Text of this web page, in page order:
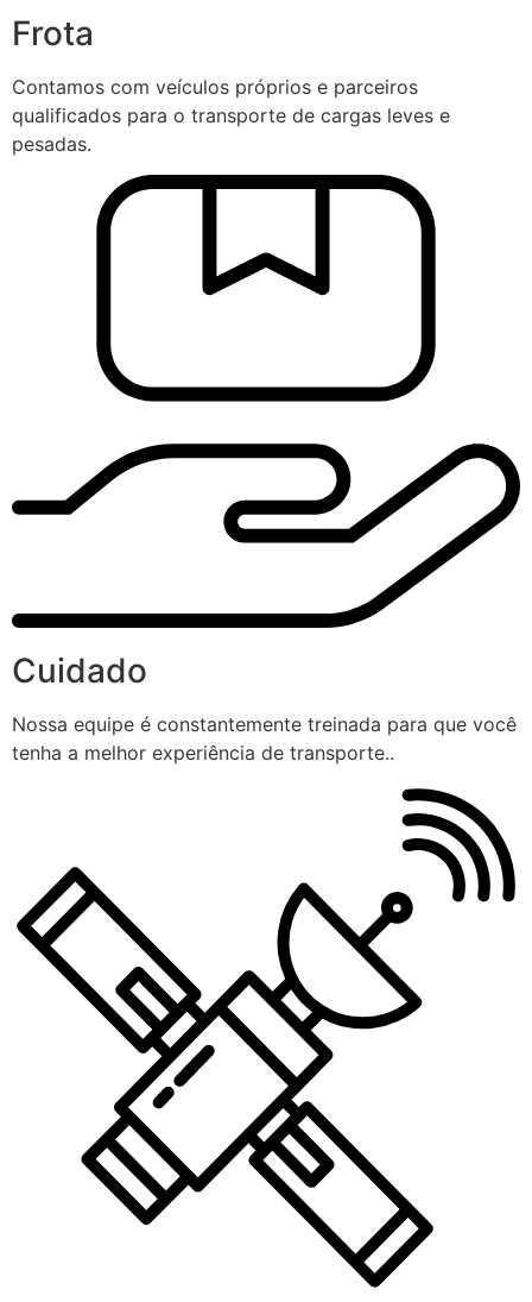
Frota
Contamos com veículos próprios e parceiros
qualificados para o transporte de cargas leves e
pesadas.
Cuidado
Nossa equipe é constantemente treinada para que você
tenha a melhor experiência de transporte..